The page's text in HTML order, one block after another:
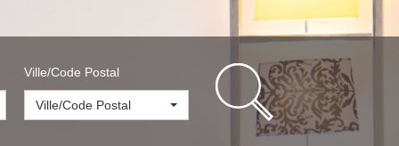
Ville/Code Postal
Ville/Code Postal